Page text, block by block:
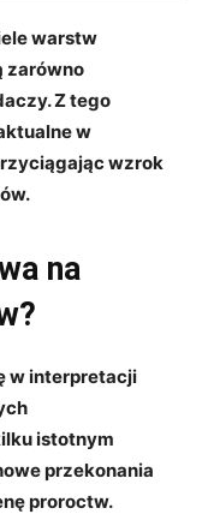
warstw
zarówno
Z⁢ tego
⁢w
wzrok
na
w‌ interpretacji
istotnym
przekonania
proroctw.